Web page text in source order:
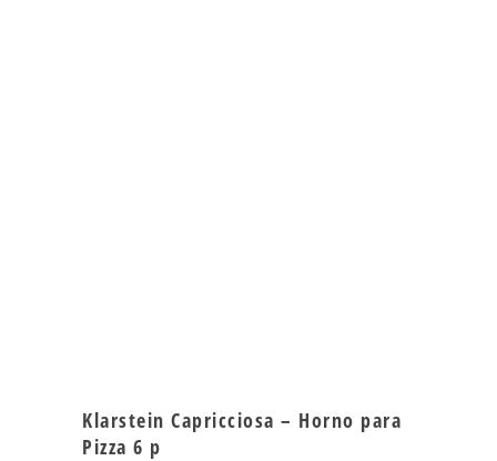
Klarstein Capricciosa – Horno para
Pizza 6 p